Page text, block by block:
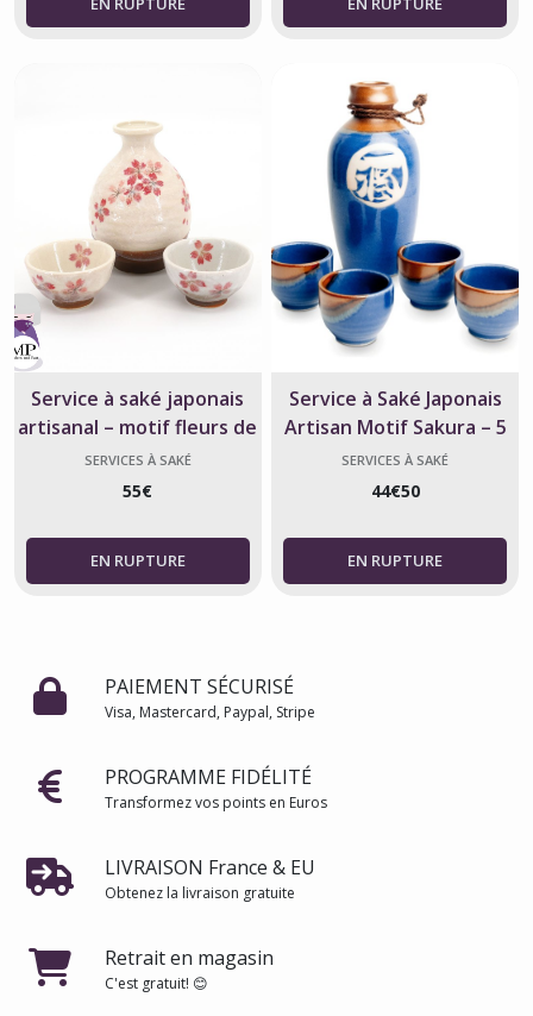
Service à saké japonais
artisanal – motif fleurs de
Sakura – 3 pièces
SERVICES À SAKÉ
55€
Service à Saké Japonais
Artisan Motif Sakura – 5
Pièces
SERVICES À SAKÉ
44€50
PAIEMENT SÉCURISÉ
Visa, Mastercard, Paypal, Stripe
PROGRAMME FIDÉLITÉ
Transformez vos points en Euros
LIVRAISON France & EU
Obtenez la livraison gratuite
Retrait en magasin
C'est gratuit! 😊